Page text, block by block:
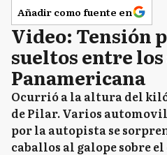
Añadir como fuente en
Video: Tensión
sueltos entre los
Panamericana
Ocurrió a la altura del
de Pilar. Varios
por la autopista se
caballos al galope sobre